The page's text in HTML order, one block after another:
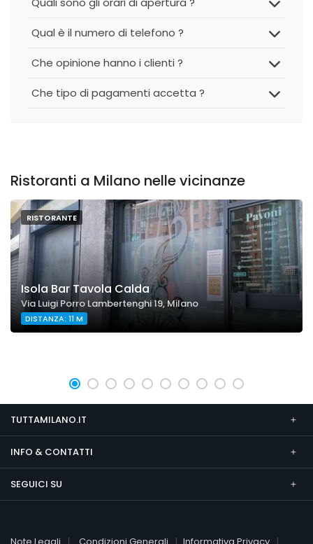
Qual è il numero di telefono ?
Che opinione hanno i clienti ?
Che tipo di pagamenti accetta ?
Ristoranti a Milano nelle vicinanze
RISTORANTE
Isola Bar Tavola Calda
Via Luigi Porro Lambertenghi 19, Milano
DISTANZA: 11 M
TUTTAMILANO.IT
INFO & CONTATTI
SEGUICI SU